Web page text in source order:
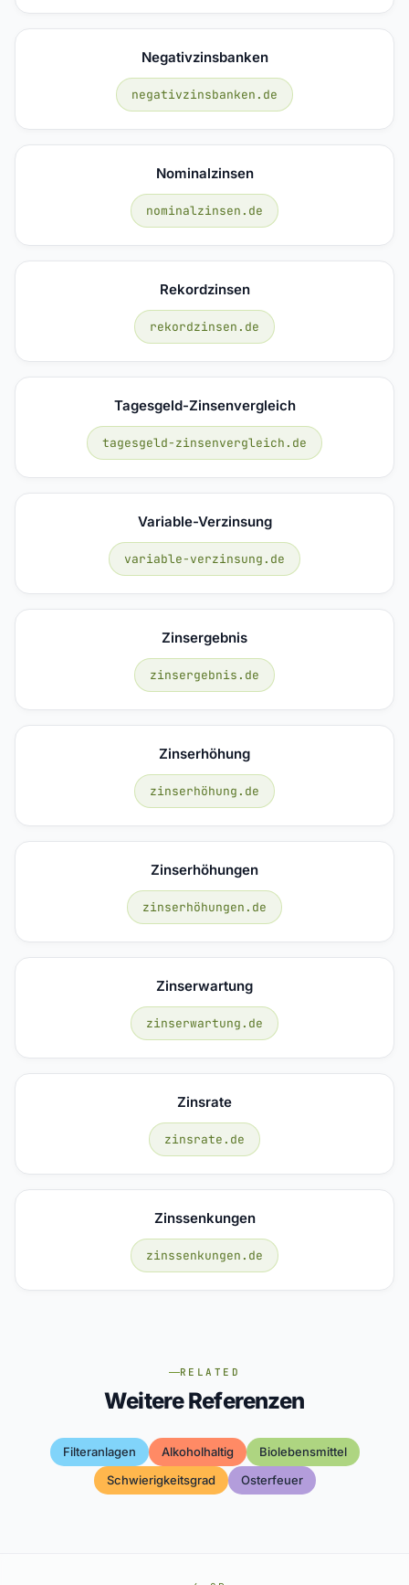
Negativzinsbanken
negativzinsbanken.de
Nominalzinsen
nominalzinsen.de
Rekordzinsen
rekordzinsen.de
Tagesgeld-Zinsenvergleich
tagesgeld-zinsenvergleich.de
Variable-Verzinsung
variable-verzinsung.de
Zinsergebnis
zinsergebnis.de
Zinserhöhung
zinserhöhung.de
Zinserhöhungen
zinserhöhungen.de
Zinserwartung
zinserwartung.de
Zinsrate
zinsrate.de
Zinssenkungen
zinssenkungen.de
RELATED
Weitere Referenzen
Filteranlagen Alkoholhaltig
Biolebensmittel
Schwierigkeitsgrad
Osterfeuer